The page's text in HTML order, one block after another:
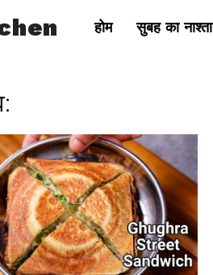
होम सुबह का नाश्ता